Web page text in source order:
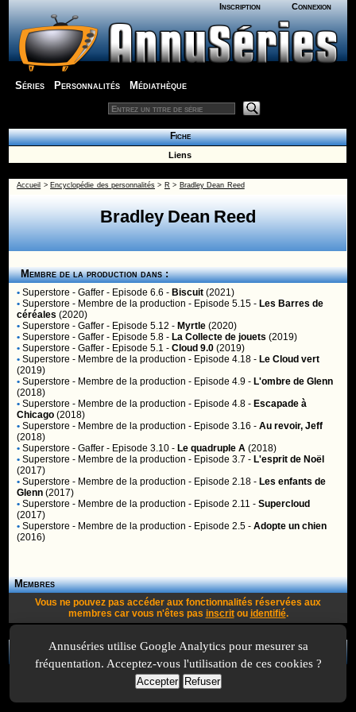
Inscription Connexion
Séries Personnalités Médiathèque
Fiche
Liens
Accueil > Encyclopédie des personnalités > R > Bradley Dean Reed
Bradley Dean Reed
Membre de la production dans :
• Superstore - Gaffer - Episode 6.6 - Biscuit (2021)
• Superstore - Membre de la production - Episode 5.15 - Les Barres de
céréales (2020)
• Superstore - Gaffer - Episode 5.12 - Myrtle (2020)
• Superstore - Gaffer - Episode 5.8 - La Collecte de jouets (2019)
• Superstore - Gaffer - Episode 5.1 -Cloud 9.0 (2019)
• Superstore - Membre de la production - Episode 4.18 - Le Cloud vert
(2019)
• Superstore - Membre de la production - Episode 4.9 - L'ombre de Glenn
(2018)
• Superstore - Membre de la production - Episode 4.8 - Escapade à
Chicago (2018)
• Superstore - Membre de la production - Episode 3.16 -Au revoir, Jeff
(2018)
• Superstore - Gaffer - Episode 3.10 - Le quadruple A (2018)
• Superstore - Membre de la production - Episode 3.7 - L'esprit de Noël
(2017)
• Superstore - Membre de la production - Episode 2.18 - Les enfants de
Glenn (2017)
• Superstore - Membre de la production - Episode 2.11 -Supercloud
(2017)
• Superstore - Membre de la production - Episode 2.5 -Adopte un chien
(2016)
Membres
Vous ne pouvez pas accéder aux fonctionnalités réservées aux
membres car vous n'êtes pas inscritou identifié.
A Propos-Plan-Contactez-nous -A-Suivre.org-Mentions légales -
Annuséries utilise Google Analytics pour mesurer sa
fréquentation. Acceptez-vous l'utilisation de ces cookies ?
Accepter Refuser